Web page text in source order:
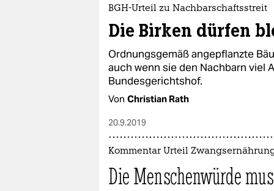
epaper login
BGH-Urteil zu Nachbarschaftsstreit
Die Birken dürfen
Ordnungsgemäß angepflanzte
auch wenn sie den Nachbarn viel
Bundesgerichtshof.
Von Christian Rath
20.9.2019
Kommentar Urteil
Die Menschenwürde